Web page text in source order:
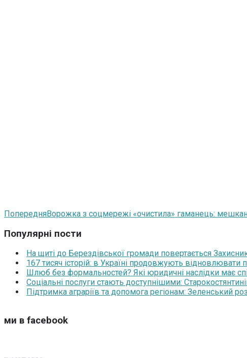
ПопередняВорожка з соцмережі «очистила» гаманець:
Популярні пости
На щиті до Берездівської громади повертається
167 тисяч історій: в Україні продовжують відновлювати
Шлюб без формальностей? Які юридичні наслідки має
Соціальні послуги стають доступнішими:
Підтримка аграріїв та допомога регіонам: Зеленський
ми в facebook